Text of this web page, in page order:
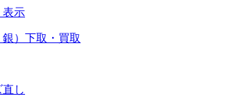
表示
）下取・買取
し